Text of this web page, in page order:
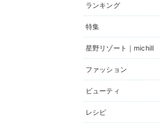
ランキング
特集
星野リゾート｜michill
ファッション
ビューティ
レシピ